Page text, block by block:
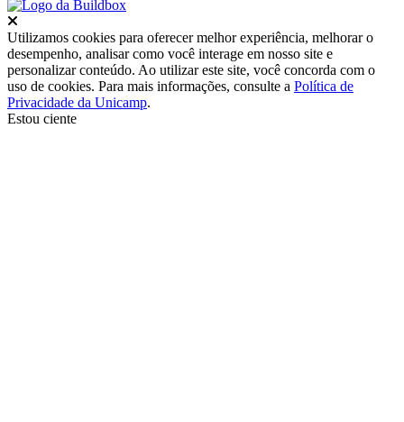
Utilizamos cookies para oferecer melhor experiência, melhorar o
desempenho, analisar como você interage em nosso site e
personalizar conteúdo. Ao utilizar este site, você concorda com o
uso de cookies. Para mais informações, consulte a Política de
Privacidade da Unicamp.
Estou ciente